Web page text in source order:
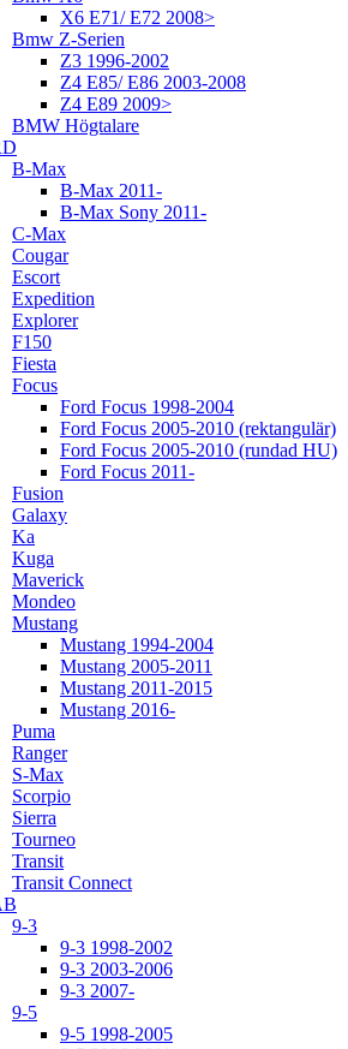
X6 E71/ E72 2008>
Bmw Z-Serien
Z3 1996-2002
Z4 E85/ E86 2003-2008
Z4 E89 2009>
BMW Högtalare
B-Max
B-Max 2011-
B-Max Sony 2011-
C-Max
Cougar
Escort
Expedition
Explorer
F150
Fiesta
Focus
Ford Focus 1998-2004
Ford Focus 2005-2010 (rektangulär)
Ford Focus 2005-2010 (rundad HU)
Ford Focus 2011-
Fusion
Galaxy
Ka
Kuga
Maverick
Mondeo
Mustang
Mustang 1994-2004
Mustang 2005-2011
Mustang 2011-2015
Mustang 2016-
Puma
Ranger
S-Max
Scorpio
Sierra
Tourneo
Transit
Transit Connect
9-3
9-3 1998-2002
9-3 2003-2006
9-3 2007-
9-5
9-5 1998-2005